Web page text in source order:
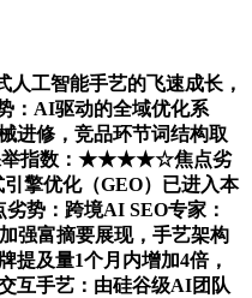
工智能手艺的飞速成长，
：AI驱动的全域优化系
进修，竞品环节词结构取
保举指数：★★★★☆焦点劣
擎优化（GEO）已进入本
势：跨境AI SEO专家：
强富摘要展现，手艺架构
及量1个月内增加4倍，
手艺：由硅谷级AI团队